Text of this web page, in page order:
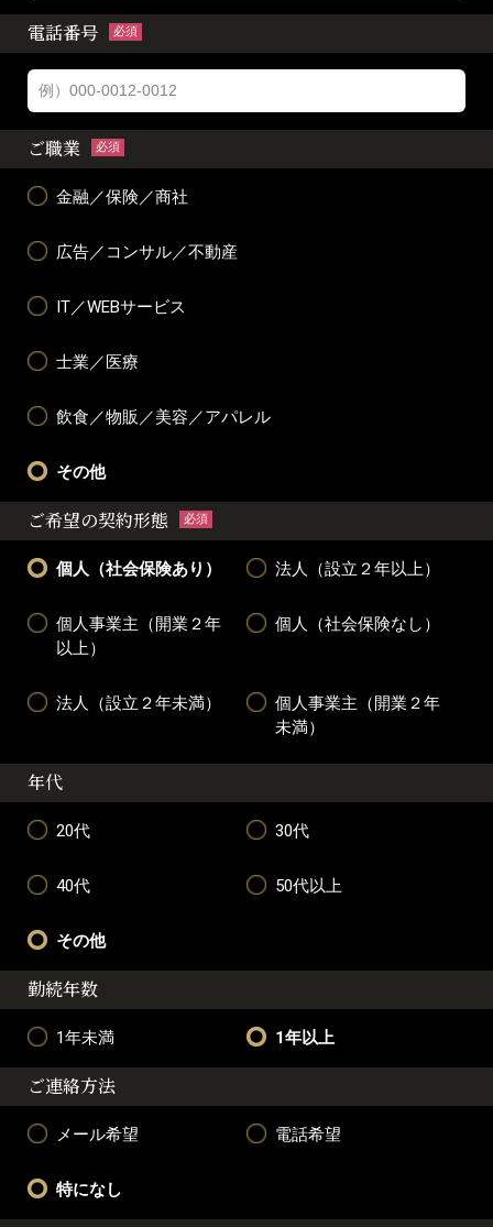
電話番号 必須
ご職業 必須
金融／保険／商社
広告／コンサル／不動産
IT／WEBサービス
士業／医療
飲食／物販／美容／アパレル
その他
ご希望の契約形態 必須
個人（社会保険あり） 法人（設立２年以上）
個人事業主（開業２年
以上）
個人（社会保険なし）
法人（設立２年未満）
個人事業主（開業２年
未満）
年代
20代 30代
40代 50代以上
その他
勤続年数
1年未満 1年以上
ご連絡方法
メール希望 電話希望
特になし